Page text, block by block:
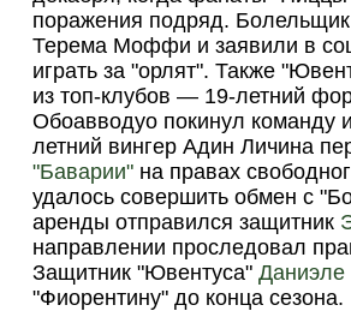
поражения подряд.
Терема Моффи и заявили в
играть за "орлят". Также
из топ-клубов — 19-летний
Обоавводуо покинул команду
летний вингер Адин Личина
"Баварии" на правах
удалось совершить обмен с
аренды отправился защитник
направлении проследовал
Защитник "Ювентуса"Даниэле
"Фиорентину" до конца сезона.